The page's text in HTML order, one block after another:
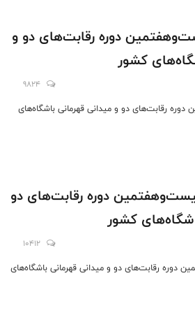
دوره رقابت‌های دو و
کشور
9824
رقابت‌های دو و میدانی قهرمانی باشگاه‌های
دوره رقابت‌های دو
کشور
10412
دوره رقابت‌های دو و میدانی قهرمانی باشگاه‌های